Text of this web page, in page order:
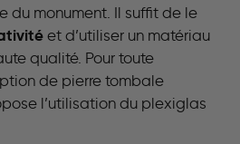
du monument. Il suffit de le
et d’utiliser un matériau
qualité. Pour toute
de pierre tombale
l’utilisation du plexiglas